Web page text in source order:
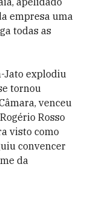
empresa uma
todas as
Jato explodiu
tornou
venceu
Rosso
visto como
convencer
da